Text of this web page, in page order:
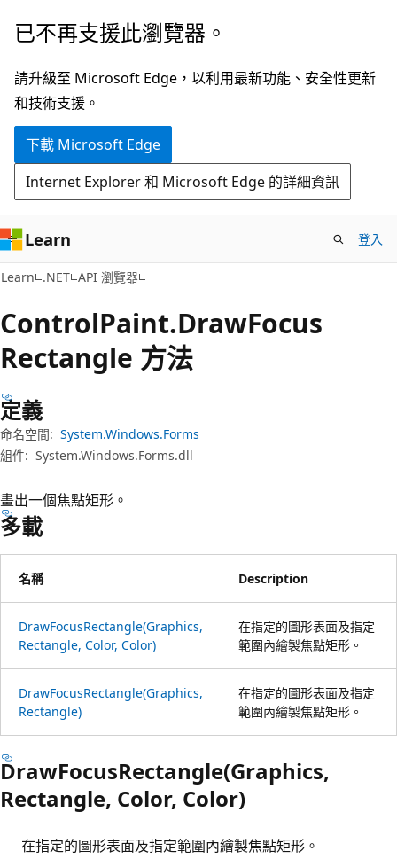
跳
主
要
內
跳
頁
面
內
覽
已不再支援此瀏覽器。
請升級至 Microsoft Edge，以利用最新功能、安全性更新
和技術支援。
下載 Microsoft Edge
Internet Explorer 和 Microsoft Edge 的詳細資訊
Learn 登入
Learn .NET API 瀏覽器
ControlPaint.DrawFocus
Rectangle 方法
定義
命名空間: System.Windows.Forms
組件: System.Windows.Forms.dll
畫出一個焦點矩形。
多載
名稱 Description
DrawFocusRectangle(Graphics,
Rectangle, Color, Color)
在指定的圖形表面及指定
範圍內繪製焦點矩形。
DrawFocusRectangle(Graphics,
Rectangle)
在指定的圖形表面及指定
範圍內繪製焦點矩形。
DrawFocusRectangle(Graphics,
Rectangle, Color, Color)
在指定的圖形表面及指定範圍內繪製焦點矩形。